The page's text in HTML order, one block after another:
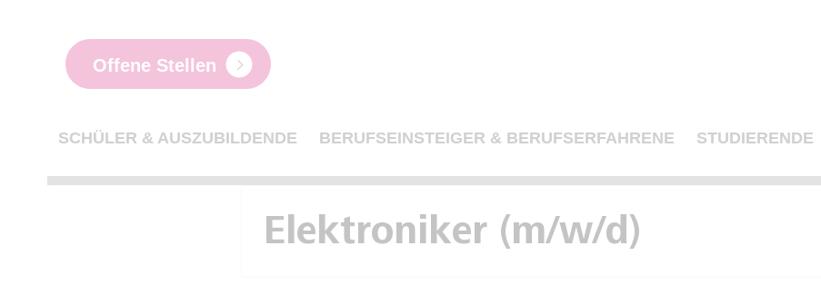
Offene Stellen
SCHÜLER & AUSZUBILDENDE BERUFSEINSTEIGER & BERUFSERFAHRENE STUDIERENDE
Elektroniker (m/w/d)